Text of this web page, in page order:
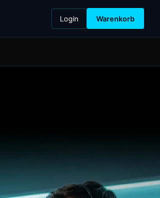
Login Warenkorb